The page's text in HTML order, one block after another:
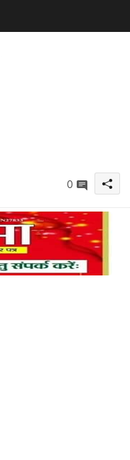
0